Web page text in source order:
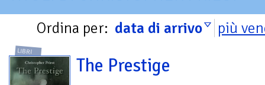
Ordina per: data di arrivo più
LIBRI
The Prestige